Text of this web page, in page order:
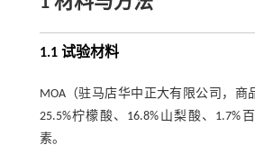
1.1 试验材料
MOA（驻马店华中正大有限公司，商
25.5%柠檬酸、16.8%山梨酸、1.7%
素。